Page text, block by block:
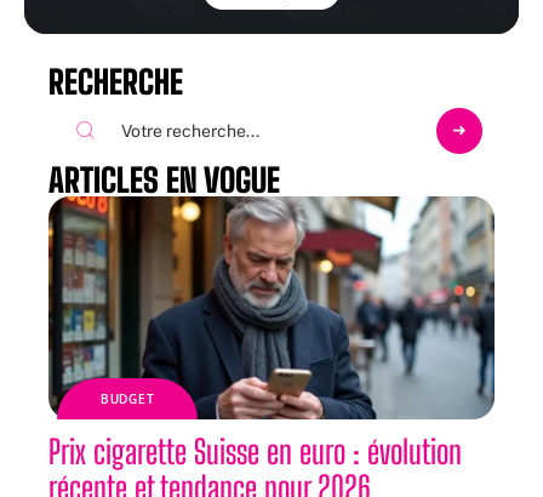
RECHERCHE
ARTICLES EN VOGUE
BUDGET
Prix cigarette Suisse en euro : évolution
récente et tendance pour 2026